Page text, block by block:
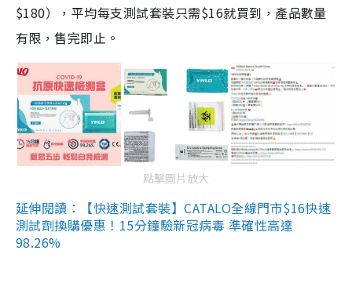
$180），平均每支測試套裝只需$16就買到，產品數量
有限，售完即止。
點擊圖片放大
延伸閱讀：【快速測試套裝】CATALO全線門市$16快速
測試劑換購優惠！15分鐘驗新冠病毒 準確性高達
98.26%